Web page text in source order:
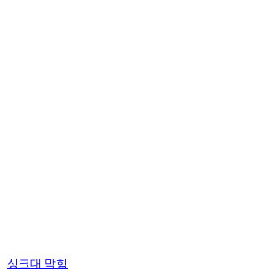
싱크대 막힘